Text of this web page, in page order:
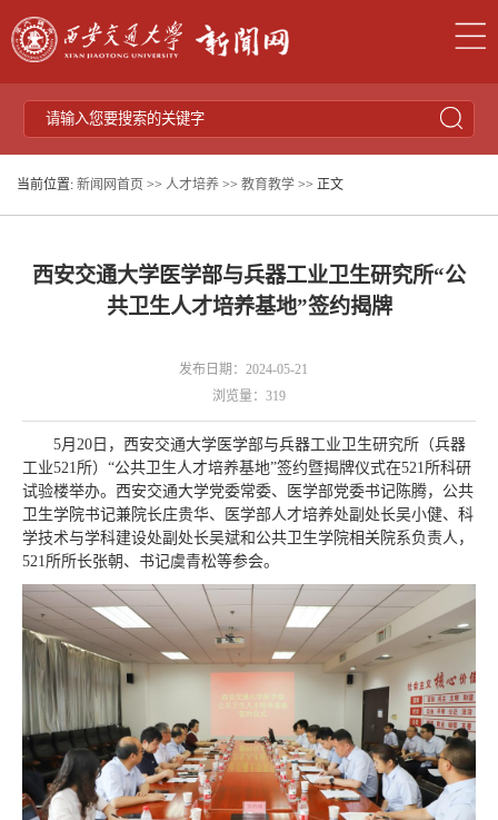
当前位置: 新闻网首页 >> 人才培养 >> 教育教学 >> 正文
西安交通大学医学部与兵器工业卫生研究所“公
共卫生人才培养基地”签约揭牌
发布日期：2024-05-21
浏览量： 319
5月20日，西安交通大学医学部与兵器工业卫生研究所（兵器
工业521所）“公共卫生人才培养基地”签约暨揭牌仪式在521所科研
试验楼举办。西安交通大学党委常委、医学部党委书记陈腾，公共
卫生学院书记兼院长庄贵华、医学部人才培养处副处长吴小健、科
学技术与学科建设处副处长吴斌和公共卫生学院相关院系负责人，
521所所长张朝、书记虞青松等参会。